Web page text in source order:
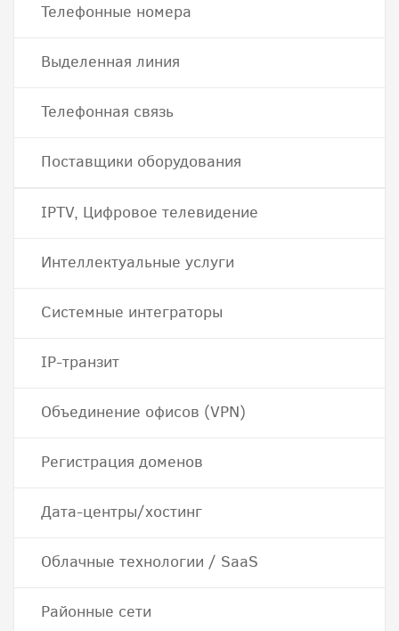
Телефонные номера
Выделенная линия
Телефонная связь
Поставщики оборудования
IPTV, Цифровое телевидение
Интеллектуальные услуги
Системные интеграторы
IP-транзит
Объединение офисов (VPN)
Регистрация доменов
Дата-центры/хостинг
Облачные технологии / SaaS
Районные сети